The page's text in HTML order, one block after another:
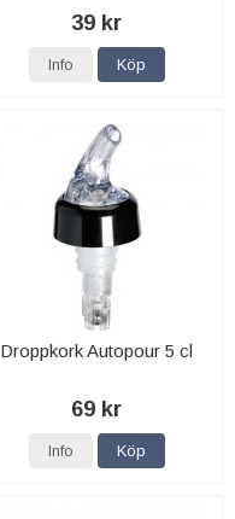
39 kr
Info Köp
Droppkork Autopour 5 cl
69 kr
Info Köp